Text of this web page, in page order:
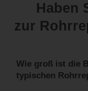
Haben
zur
Wie groß ist die
typischen